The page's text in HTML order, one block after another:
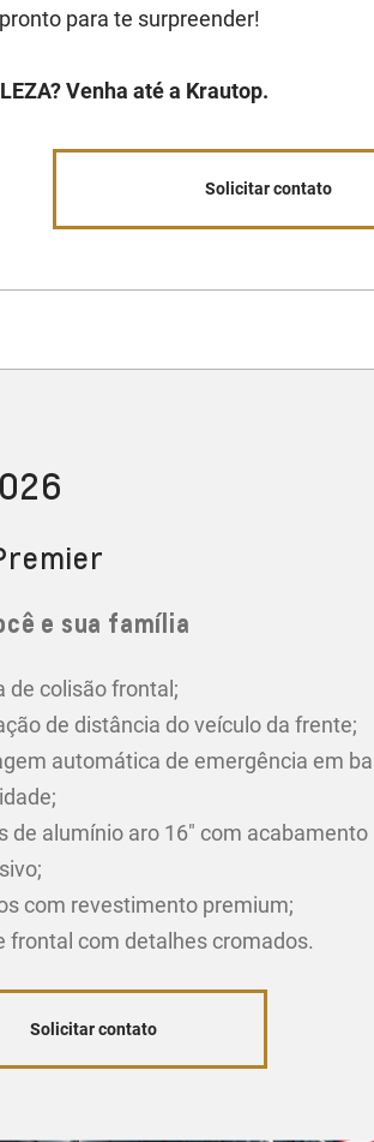
para te surpreender!
Venha até a Krautop.
Solicitar contato
e sua família
de colisão frontal;
de distância do veículo da frente;
automática de emergência em
de alumínio aro 16" com acabamento
com revestimento premium;
frontal com detalhes cromados.
Solicitar contato